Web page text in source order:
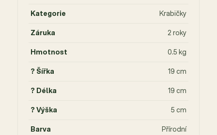
Kategorie
Krabičky
Záruka
2 roky
Hmotnost
0.5 kg
? Šířka
19 cm
? Délka
19 cm
? Výška
5 cm
Barva
Přírodní